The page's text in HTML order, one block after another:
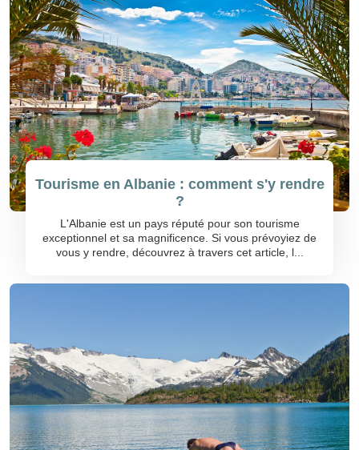
Tourisme en Albanie : comment s'y rendre
?
L'Albanie est un pays réputé pour son tourisme
exceptionnel et sa magnificence. Si vous prévoyiez de
vous y rendre, découvrez à travers cet article, l...